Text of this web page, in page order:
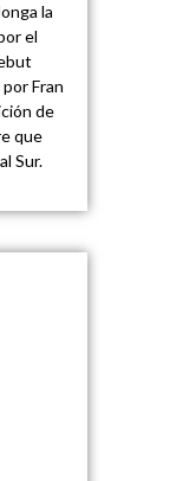
la
el
Fran
de
que
Sur.